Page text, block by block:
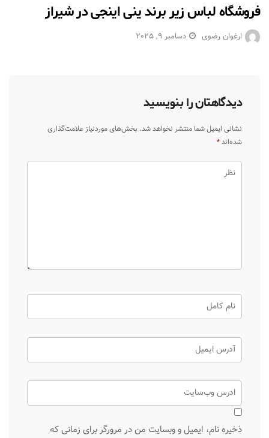
فروشگاه لباس زیر برند ینی اینجی در شیراز
ارغوان رضوی دسامبر 9, 2025
دیدگاهتان را بنویسید
نشانی ایمیل شما منتشر نخواهد شد. بخش‌های موردنیاز علامت‌گذاری
شده‌اند*
ذخیره نام، ایمیل و وبسایت من در مرورگر برای زمانی که